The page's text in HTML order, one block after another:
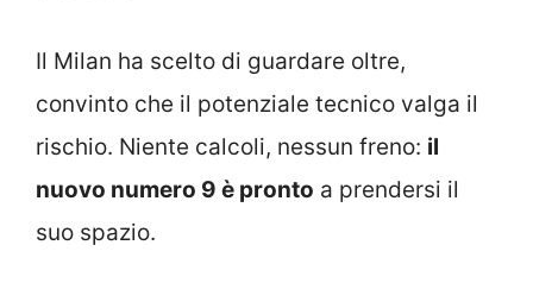
Il Milan ha scelto di guardare oltre,
convinto che il potenziale tecnico valga il
rischio. Niente calcoli, nessun freno: il
nuovo numero 9 è pronto a prendersi il
suo spazio.